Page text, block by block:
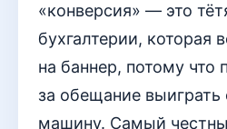
«конверсия» — это
бухгалтерии, которая
на баннер, потому что
за обещание выиграть
машину. Самый